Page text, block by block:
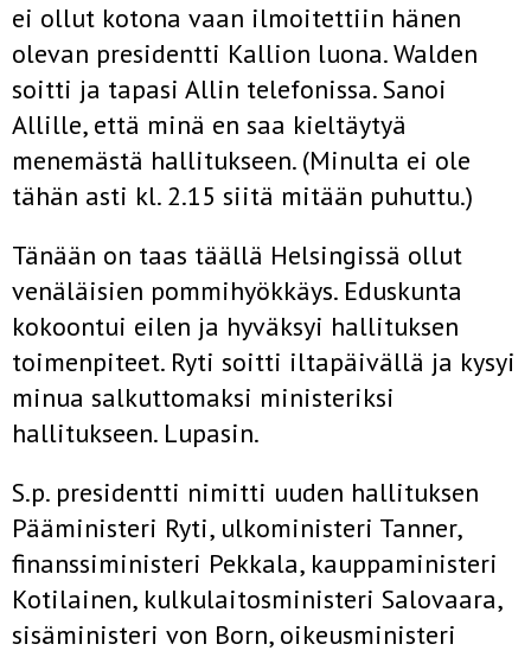
ei ollut kotona vaan ilmoitettiin hänen
olevan presidentti Kallion luona. Walden
soitti ja tapasi Allin telefonissa. Sanoi
Allille, että minä en saa kieltäytyä
menemästä hallitukseen. (Minulta ei ole
tähän asti kl. 2.15 siitä mitään puhuttu.)
Tänään on taas täällä Helsingissä ollut
venäläisien pommihyökkäys. Eduskunta
kokoontui eilen ja hyväksyi hallituksen
toimenpiteet. Ryti soitti iltapäivällä ja kysyi
minua salkuttomaksi ministeriksi
hallitukseen. Lupasin.
S.p. presidentti nimitti uuden hallituksen
Pääministeri Ryti, ulkoministeri Tanner,
finanssiministeri Pekkala, kauppaministeri
Kotilainen, kulkulaitosministeri Salovaara,
sisäministeri von Born, oikeusministeri